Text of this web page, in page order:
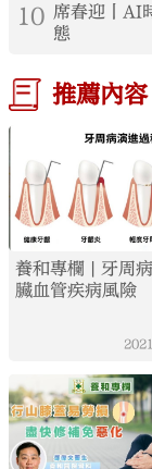
10 席春迎丨AI
態
推薦內容
養和專欄 | 牙周
臟血管疾病風險